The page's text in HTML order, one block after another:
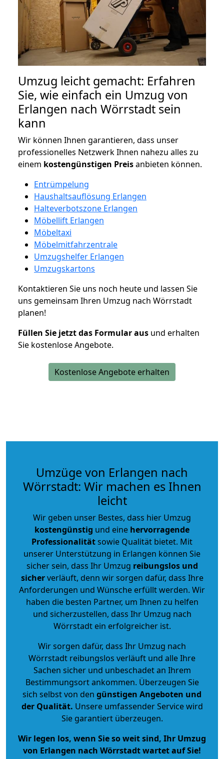
Umzug leicht gemacht: Erfahren
Sie, wie einfach ein Umzug von
Erlangen nach Wörrstadt sein
kann
Wir können Ihnen garantieren, dass unser
professionelles Netzwerk Ihnen nahezu alles zu
einem kostengünstigen Preisanbieten können.
Entrümpelung
Haushaltsauflösung Erlangen
Halteverbotszone Erlangen
Möbellift Erlangen
Möbeltaxi
Möbelmitfahrzentrale
Umzugshelfer Erlangen
Umzugskartons
Kontaktieren Sie uns noch heute und lassen Sie
uns gemeinsam Ihren Umzug nach Wörrstadt
planen!
Füllen Sie jetzt das Formular aus und erhalten
Sie kostenlose Angebote.
Kostenlose Angebote erhalten
Umzüge von Erlangen nach
Wörrstadt: Wir machen es Ihnen
leicht
Wir geben unser Bestes, dass hier Umzug
kostengünstig und eine hervorragende
Professionalitätsowie Qualität bietet. Mit
unserer Unterstützung in Erlangen können Sie
sicher sein, dass Ihr Umzug reibungslos und
sicherverläuft, denn wir sorgen dafür, dass Ihre
Anforderungen und Wünsche erfüllt werden. Wir
haben die besten Partner, um Ihnen zu helfen
und sicherzustellen, dass Ihr Umzug nach
Wörrstadt ein erfolgreicher ist.
Wir sorgen dafür, dass Ihr Umzug nach
Wörrstadt reibungslos verläuft und alle Ihre
Sachen sicher und unbeschadet an Ihrem
Bestimmungsort ankommen. Überzeugen Sie
sich selbst von den günstigen Angeboten und
der Qualität. Unsere umfassender Service wird
Sie garantiert überzeugen.
Wir legen los, wenn Sie so weit sind, Ihr Umzug
von Erlangen nach Wörrstadt wartet auf Sie!